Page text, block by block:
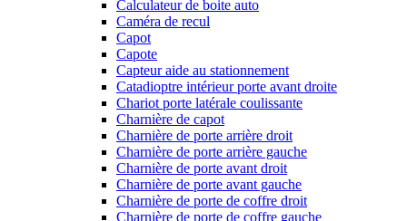
Calculateur de boite auto
Caméra de recul
Capot
Capote
Capteur aide au stationnement
Catadioptre intérieur porte avant droite
Chariot porte latérale coulissante
Charnière de capot
Charnière de porte arrière droit
Charnière de porte arrière gauche
Charnière de porte avant droit
Charnière de porte avant gauche
Charnière de porte de coffre droit
Charnière de porte de coffre gauche